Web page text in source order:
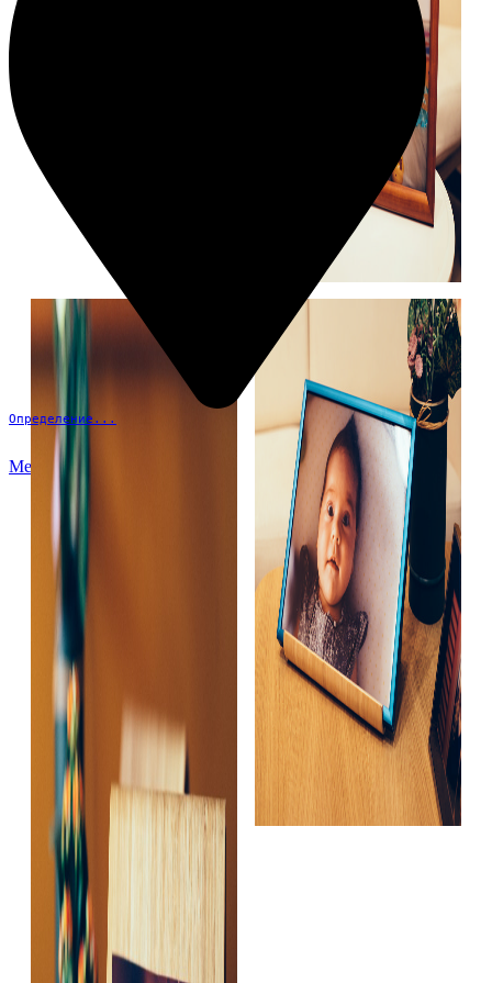
Определение...
Меню